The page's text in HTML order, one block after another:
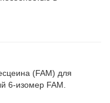
(FAM) для
6-изомер FAM.